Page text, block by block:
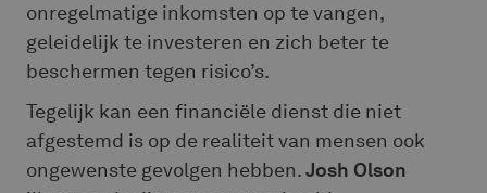
onregelmatige inkomsten op te vangen,
geleidelijk te investeren en zich beter te
beschermen tegen risico’s.
Tegelijk kan een financiële dienst die niet
afgestemd is op de realiteit van mensen ook
ongewenste gevolgen hebben.Josh Olson